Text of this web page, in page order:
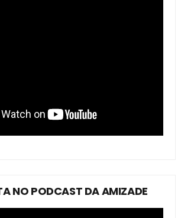
NO PODCAST DA AMIZADE